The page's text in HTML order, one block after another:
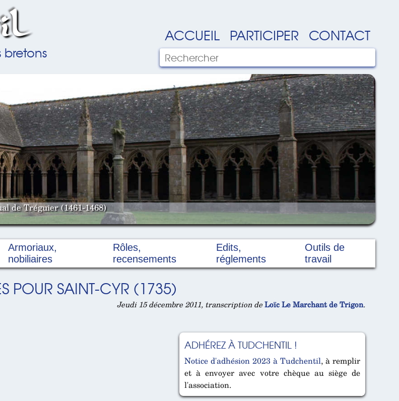
bretons
ACCUEIL PARTICIPER CONTACT
de Tréguier (1461-1468)
Armoriaux,
nobiliaires
Rôles,
recensements
Edits,
réglements
Outils de
travail
POUR SAINT-CYR (1735)
Jeudi 15 décembre 2011, transcription deLoïc Le Marchant de Trigon.
ADHÉREZ À TUDCHENTIL !
Notice d'adhésion 2023 à Tudchentil, à remplir
et à envoyer avec votre chèque au siège de
l'association.